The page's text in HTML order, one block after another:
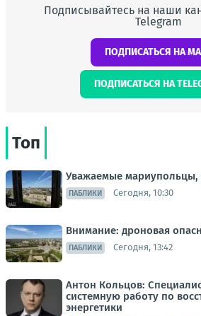
Подписывайтесь на наши
Telegram
ПОДПИСАТЬСЯ НА
ПОДПИСАТЬСЯ НА
Топ
Уважаемые мариупольцы,
ПАБЛИКИ Сегодня, 10:30
Внимание: дроновая
ПАБЛИКИ Сегодня, 13:42
Антон Кольцов:
системную работу по
энергетики